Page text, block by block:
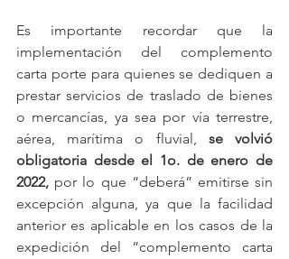
Es importante recordar que la
implementación del complemento
carta porte para quienes se dediquen a
prestar servicios de traslado de bienes
o mercancías, ya sea por vía terrestre,
aérea, marítima o fluvial, se volvió
obligatoria desde el 1o. de enero de
2022, por lo que “deberá” emitirse sin
excepción alguna, ya que la facilidad
anterior es aplicable en los casos de la
expedición del “complemento carta